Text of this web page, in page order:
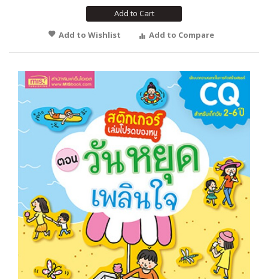
Add to Cart
Add to Wishlist
Add to Compare